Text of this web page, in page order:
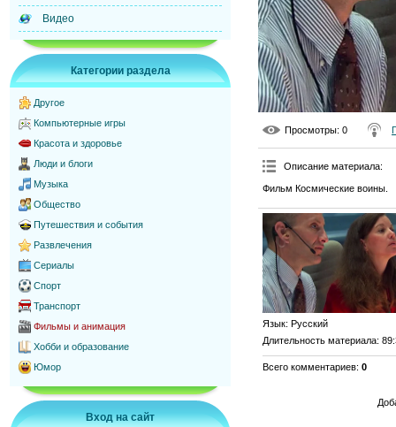
Видео
Категории раздела
Другое
Компьютерные игры
Красота и здоровье
Люди и блоги
Музыка
Общество
Путешествия и события
Развлечения
Сериалы
Спорт
Транспорт
Фильмы и анимация
Хобби и образование
Юмор
Вход на сайт
Просмотры: 0
Описание материала:
Фильм Космические воины.
Язык: Русский
Длительность материала:
Всего комментариев: 0